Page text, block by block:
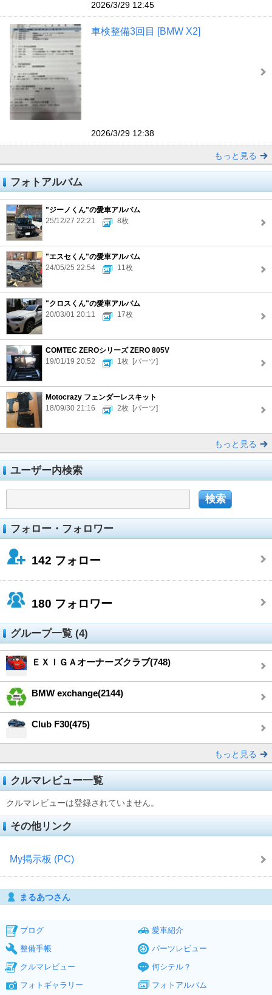
2026/3/29 12:45
車検整備3回目 [BMW X2]
2026/3/29 12:38
もっと見る
フォトアルバム
"ジーノくん"の愛車アルバム
25/12/27 22:21
8枚
"エスセくん"の愛車アルバム
24/05/25 22:54
11枚
"クロスくん"の愛車アルバム
20/03/01 20:11
17枚
COMTEC ZEROシリーズ ZERO 805V
19/01/19 20:52
1枚 [パーツ]
Motocrazy フェンダーレスキット
18/09/30 21:16
2枚 [パーツ]
もっと見る
ユーザー内検索
フォロー・フォロワー
142 フォロー
180 フォロワー
グループ一覧 (4)
ＥＸＩＧＡオーナーズクラブ(748)
BMW exchange(2144)
Club F30(475)
もっと見る
クルマレビュー一覧
クルマレビューは登録されていません。
その他リンク
My掲示板 (PC)
まるあつさん
ブログ
愛車紹介
整備手帳
パーツレビュー
クルマレビュー
何シテル？
フォトギャラリー
フォトアルバム